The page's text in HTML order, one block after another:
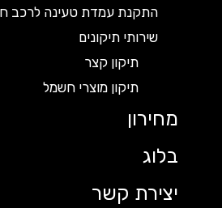
התקנת עמדת טעינה לרכב חשמלי
שירותי תיקונים
תיקון קצר
תיקון מוצרי חשמל
מחירון
בלוג
יצירת קשר